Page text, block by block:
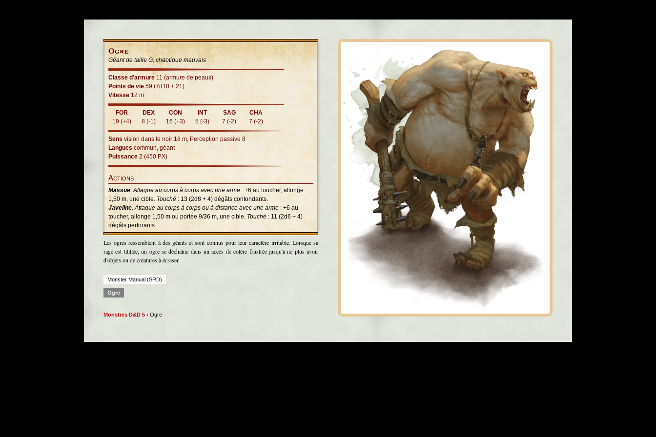
Ogre
Géant de taille G, chaotique mauvais
Classe d'armure 11 (armure de peaux)
Points de vie 59 (7d10 + 21)
Vitesse 12 m
FOR
19 (+4)
DEX
8 (-1)
CON
16 (+3)
INT
5 (-3)
SAG
7 (-2)
CHA
7 (-2)
Sens vision dans le noir 18 m, Perception passive 8
Langues commun, géant
Puissance 2 (450 PX)
Actions
Massue.Attaque au corps à corps avec une arme : +6 au toucher, allonge
1,50 m, une cible. Touché : 13 (2d8 + 4) dégâts contondants.
Javeline.Attaque au corps à corps ou à distance avec une arme : +6 au
toucher, allonge 1,50 m ou portée 9/36 m, une cible. Touché : 11 (2d6 + 4)
dégâts perforants.
Les ogres ressemblent à des géants et sont connus pour leur caractère irritable. Lorsque sa
rage est titillée, un ogre se déchaîne dans un accès de colère frustrée jusqu'à ne plus avoir
d'objets ou de créatures à écraser.
Monster Manual (SRD)
Ogre
Monstres D&D 5 › Ogre